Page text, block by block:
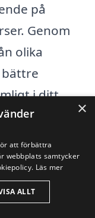
på
Genom
olika
i ditt
i
×
att förbättra
webbplats samtycker
Läs mer
ALLT